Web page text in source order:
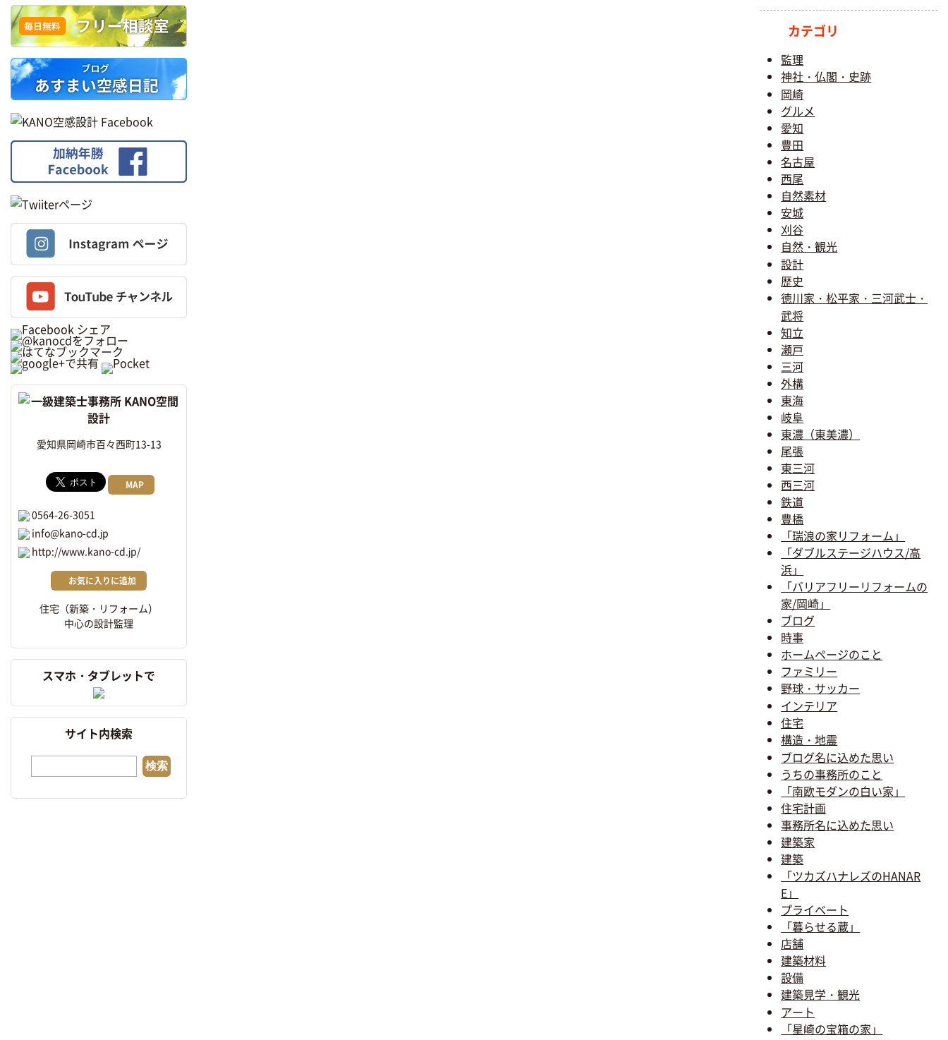
カテゴリ
監理
神社・仏閣・史跡
岡崎
グルメ
愛知
豊田
名古屋
西尾
自然素材
安城
刈谷
自然・観光
設計
歴史
徳川家・松平家・三河武士・
武将
知立
瀬戸
三河
外構
東海
岐阜
東濃（東美濃）
尾張
東三河
西三河
鉄道
豊橋
「瑞浪の家リフォーム」
「ダブルステージハウス/高
浜」
「バリアフリーリフォームの
家/岡崎」
ブログ
時事
ホームページのこと
ファミリー
野球・サッカー
インテリア
住宅
構造・地震
ブログ名に込めた思い
うちの事務所のこと
「南欧モダンの白い家」
住宅計画
事務所名に込めた思い
建築家
建築
「ツカズハナレズのHANAR
E」
プライベート
「暮らせる蔵」
店舗
建築材料
設備
建築見学・観光
アート
「星崎の宝箱の家」
愛知県岡崎市百々西町13-13
MAP
0564-26-3051
info@kano-cd.jp
http://www.kano-cd.jp/
お気に入りに追加
住宅（新築・リフォーム）
中心の設計監理
スマホ・タブレットで
サイト内検索